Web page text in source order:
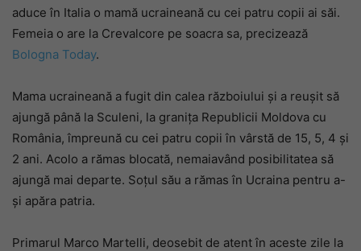
aduce în Italia o mamă ucraineană cu cei patru copii ai săi.
Femeia o are la Crevalcore pe soacra sa, precizează
Bologna Today.
Mama ucraineană a fugit din calea războiului și a reușit să
ajungă până la Sculeni, la granița Republicii Moldova cu
România, împreună cu cei patru copii în vârstă de 15, 5, 4 și
2 ani. Acolo a rămas blocată, nemaiavând posibilitatea să
ajungă mai departe. Soțul său a rămas în Ucraina pentru a-
și apăra patria.
Primarul Marco Martelli, deosebit de atent în aceste zile la